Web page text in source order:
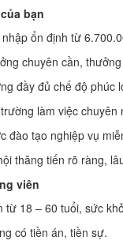
bạn
ổn định từ
chuyên cần,
đầy đủ chế độ phúc
làm việc chuyên
đào tạo nghiệp vụ
thăng tiến rõ ràng,
viên
từ 18 – 60 tuổi, sức
có tiền án, tiền sự.